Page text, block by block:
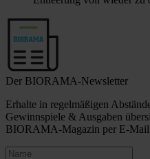
Der BIORAMA-Newsletter
Erhalte in regelmäßigen
Gewinnspiele & Ausgaben
BIORAMA-Magazin per E-